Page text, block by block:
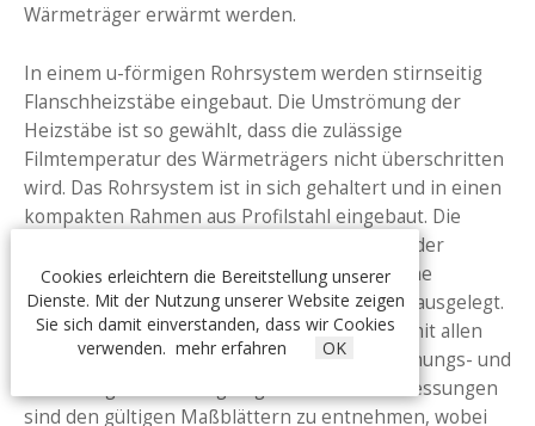
Wärmeträger erwärmt werden.
In einem u-förmigen Rohrsystem werden stirnseitig
Flanschheizstäbe eingebaut. Die Umströmung der
Heizstäbe ist so gewählt, dass die zulässige
Filmtemperatur des Wärmeträgers nicht überschritten
wird. Das Rohrsystem ist in sich gehaltert und in einen
kompakten Rahmen aus Profilstahl eingebaut. Die
Isolierung aus Mineralwolle und abschließender
verzinkter Blechummantelung verhindert eine
unnötige Wärmeabstrahlung und ist optimal ausgelegt.
Der HTI-Gesab Elektro-Heißölerhitzer wird mit allen
erforderlichen Anschlüssen für die Überwachungs- und
Steuerungseinrichtungen geliefert. Die Abmessungen
sind den gültigen Maßblättern zu entnehmen, wobei
Cookies erleichtern die Bereitstellung unserer
Dienste. Mit der Nutzung unserer Website zeigen
Sie sich damit einverstanden, dass wir Cookies
verwenden. mehr erfahren OK